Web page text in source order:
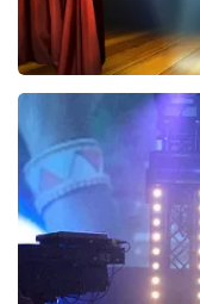
40 45 De
394laatste 30
BESTEL NU